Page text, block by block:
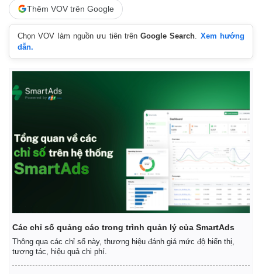
Thêm VOV trên Google
Chọn VOV làm nguồn ưu tiên trênGoogle Search
Xem hướng
dẫn.
Các chỉ số quảng cáo trong trình quản lý của SmartAds
Thông qua các chỉ số này, thương hiệu đánh giá mức độ hiển thị,
tương tác, hiệu quả chi phí.